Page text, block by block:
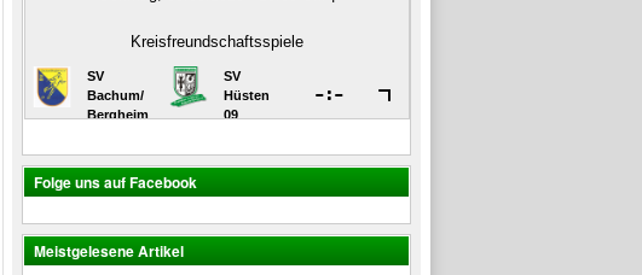
Folge uns auf Facebook
Meistgelesene Artikel